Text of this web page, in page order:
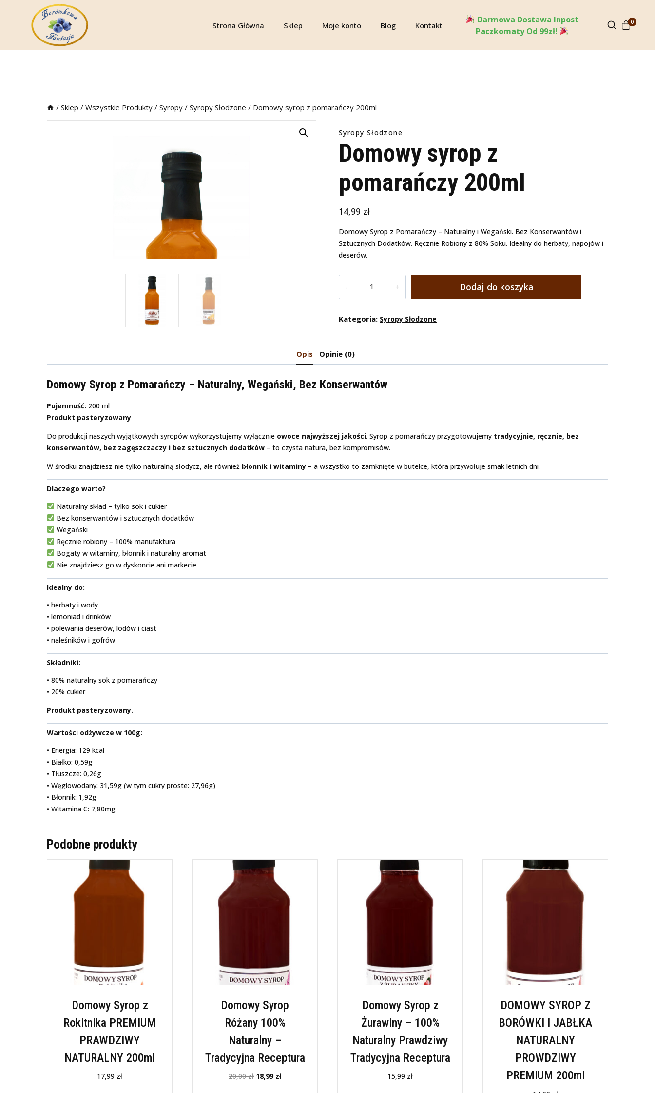
Strona Główna Sklep Moje konto Blog Kontakt
Darmowa Dostawa Inpost
Paczkomaty Od 99zł!
0
/ Sklep / Wszystkie Produkty / Syropy / Syropy Słodzone / Domowy syrop z pomarańczy 200ml
Syropy Słodzone
Domowy syrop z
pomarańczy 200ml
14,99 zł
Domowy Syrop z Pomarańczy – Naturalny i Wegański. Bez Konserwantów i
Sztucznych Dodatków. Ręcznie Robiony z 80% Soku. Idealny do herbaty, napojów i
deserów.
Z
Dodaj do koszyka
Kategoria: Syropy Słodzone
Opis Opinie (0)
Domowy Syrop z Pomarańczy – Naturalny, Wegański, Bez Konserwantów
Pojemność: 200 ml
Produkt pasteryzowany
Do produkcji naszych wyjątkowych syropów wykorzystujemy wyłącznie owoce najwyższej jakości. Syrop z pomarańczy przygotowujemy tradycyjnie, ręcznie, bez
konserwantów, bez zagęszczaczy i bez sztucznych dodatków – to czysta natura, bez kompromisów.
W środku znajdziesz nie tylko naturalną słodycz, ale również błonnik i witaminy – a wszystko to zamknięte w butelce, która przywołuje smak letnich dni.
Dlaczego warto?
Naturalny skład – tylko sok i cukier
Bez konserwantów i sztucznych dodatków
Wegański
Ręcznie robiony – 100% manufaktura
Bogaty w witaminy, błonnik i naturalny aromat
Nie znajdziesz go w dyskoncie ani markecie
Idealny do:
• herbaty i wody
• lemoniad i drinków
• polewania deserów, lodów i ciast
• naleśników i gofrów
Składniki:
• 80% naturalny sok z pomarańczy
• 20% cukier
Produkt pasteryzowany.
Wartości odżywcze w 100g:
• Energia: 129 kcal
• Białko: 0,59g
• Tłuszcze: 0,26g
• Węglowodany: 31,59g (w tym cukry proste: 27,96g)
• Błonnik: 1,92g
• Witamina C: 7,80mg
Podobne produkty
Domowy Syrop z
Rokitnika PREMIUM
PRAWDZIWY
NATURALNY 200ml
17,99 zł
Domowy Syrop
Różany 100%
Naturalny –
Tradycyjna Receptura
20,00zł Pierwotna
18,99 złAktualna
Domowy Syrop z
Żurawiny – 100%
Naturalny Prawdziwy
Tradycyjna Receptura
15,99 zł
DOMOWY SYROP Z
BORÓWKI I JABŁKA
NATURALNY
PROWDZIWY
PREMIUM 200ml